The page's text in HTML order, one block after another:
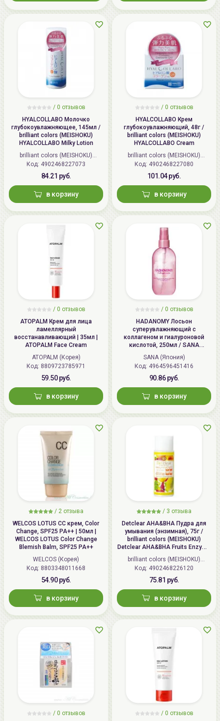
/ 0 отзывов
HYALCOLLABO Молочко
глубокоувлажняющее, 145мл /
brilliant colors (MEISHOKU)
HYALCOLLABO Milky Lotion
brilliant colors (MEISHOKU)
(Япония)
Код: 4902468227073
84.21 руб.
в корзину
/ 0 отзывов
HYALCOLLABO Крем
глубокоувлажняющий, 48г /
brilliant colors (MEISHOKU)
HYALCOLLABO Cream
brilliant colors (MEISHOKU)
(Япония)
Код: 4902468227080
101.04 руб.
в корзину
/ 0 отзывов
ATOPALM Крем для лица
ламеллярный
восстанавливающий | 35мл |
ATOPALM Face Cream
ATOPALM (Корея)
Код: 8809723785971
59.50 руб.
в корзину
/ 0 отзывов
HADANOMY Лосьон
суперувлажняющий с
коллагеном и гиалуроновой
кислотой, 250мл / SANA
HADANOMY Collagen mist
SANA (Япония)
Код: 4964596451416
90.86 руб.
в корзину
/ 2 отзыва
WELCOS LOTUS СС крем, Color
Change, SPF25 PA++ | 50мл |
WELCOS LOTUS Color Change
Blemish Balm, SPF25 PA++
WELCOS (Корея)
Код: 8803348011668
54.90 руб.
в корзину
/ 3 отзыва
Detclear AHA&BHA Пудра для
умывания (энзимная), 75г /
brilliant colors (MEISHOKU)
Detclear AHA&BHA Fruits Enzyme
Powder Wash
brilliant colors (MEISHOKU)
(Япония)
Код: 4902468226120
75.81 руб.
в корзину
/ 0 отзывов
/ 0 отзывов